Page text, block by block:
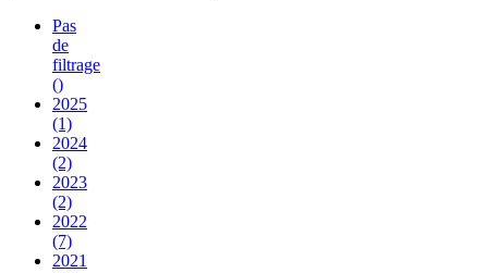
Pas
de
filtrage
()
2025
(1)
2024
(2)
2023
(2)
2022
(7)
2021